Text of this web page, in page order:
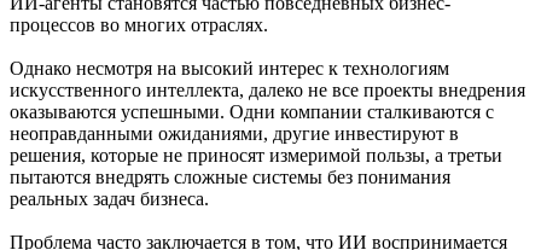
процессов во многих отраслях.
Однако несмотря на высокий интерес к технологиям
искусственного интеллекта, далеко не все проекты внедрения
оказываются успешными. Одни компании сталкиваются с
неоправданными ожиданиями, другие инвестируют в
решения, которые не приносят измеримой пользы, а третьи
пытаются внедрять сложные системы без понимания
реальных задач бизнеса.
Проблема часто заключается в том, что ИИ воспринимается